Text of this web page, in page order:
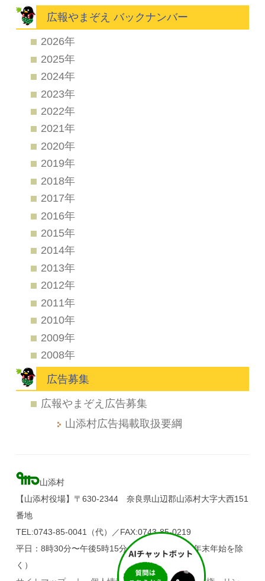
広報やまぞえ バックナンバー
2026年
2025年
2024年
2023年
2022年
2021年
2020年
2019年
2018年
2017年
2016年
2015年
2014年
2013年
2012年
2011年
2010年
2009年
2008年
広告募集
広報やまぞえ広告募集
山添村広告掲載取扱要綱
山添村
【山添村役場】〒630-2344 奈良県山辺郡山添村大字大西151
番地
TEL:0743-85-0041（代）／FAX:0743-85-0219
平日：8時30分〜午後5時15分（土・日・祝日、年末年始を除
く）